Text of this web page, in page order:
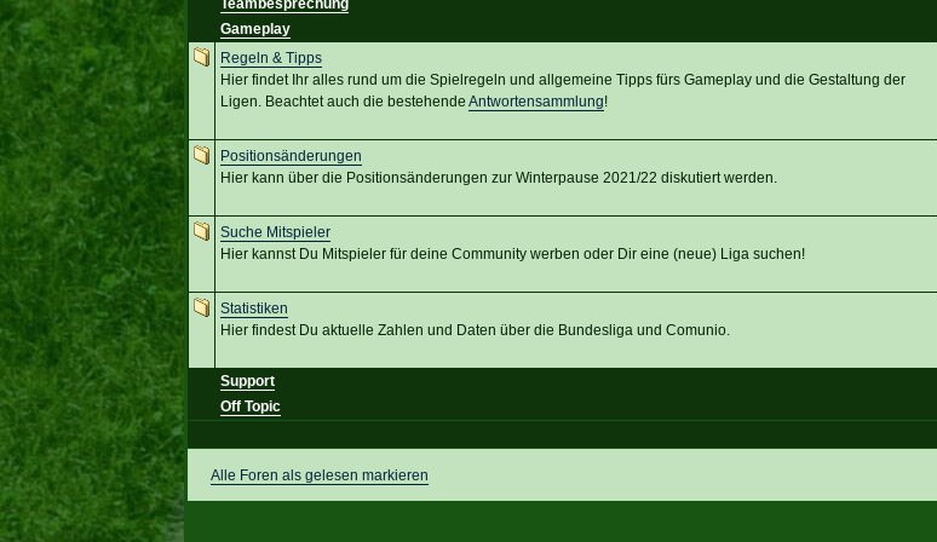
Teambesprechung
Gameplay
Regeln & Tipps
Hier findet Ihr alles rund um die Spielregeln und allgemeine Tipps fürs Gameplay und die Gestaltung der
Ligen. Beachtet auch die bestehende Antwortensammlung!
Positionsänderungen
Hier kann über die Positionsänderungen zur Winterpause 2021/22 diskutiert werden.
Suche Mitspieler
Hier kannst Du Mitspieler für deine Community werben oder Dir eine (neue) Liga suchen!
Statistiken
Hier findest Du aktuelle Zahlen und Daten über die Bundesliga und Comunio.
Support
Off Topic
Alle Foren als gelesen markieren